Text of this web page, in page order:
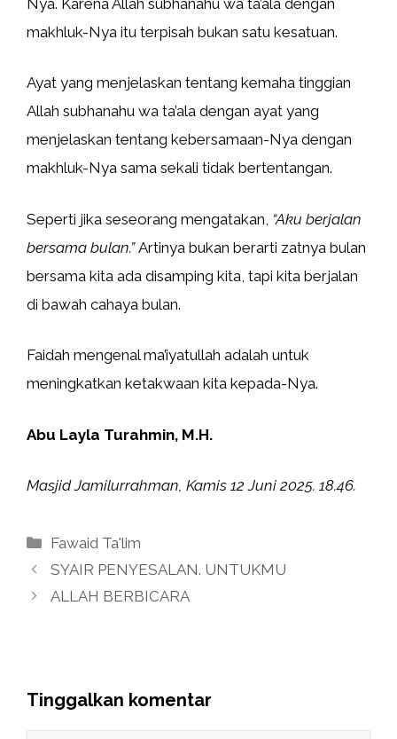
makhluk-Nya itu terpisah bukan satu kesatuan.
Ayat yang menjelaskan tentang kemaha tinggian
Allah subhanahu wa ta’ala dengan ayat yang
menjelaskan tentang kebersamaan-Nya dengan
makhluk-Nya sama sekali tidak bertentangan.
Seperti jika seseorang mengatakan, “Aku berjalan
bersama bulan.”Artinya bukan berarti zatnya bulan
bersama kita ada disamping kita, tapi kita berjalan
di bawah cahaya bulan.
Faidah mengenal ma’iyatullah adalah untuk
meningkatkan ketakwaan kita kepada-Nya.
Abu Layla Turahmin, M.H.
Masjid Jamilurrahman, Kamis 12 Juni 2025. 18.46.
Kategori
Fawaid Ta'lim
SYAIR PENYESALAN. UNTUKMU
ALLAH BERBICARA
Tinggalkan komentar